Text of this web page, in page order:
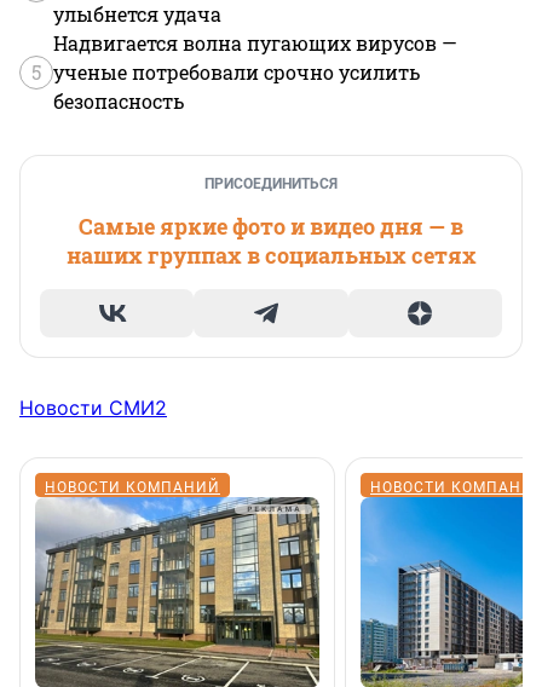
улыбнется удача
5
Надвигается волна пугающих вирусов —
ученые потребовали срочно усилить
безопасность
ПРИСОЕДИНИТЬСЯ
Самые яркие фото и видео дня — в
наших группах в социальных сетях
Новости СМИ2
НОВОСТИ КОМПАНИЙ НОВОСТИ